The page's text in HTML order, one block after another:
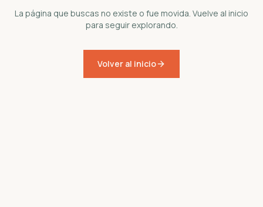
La página que buscas no existe o fue movida. Vuelve al inicio
para seguir explorando.
Volver al inicio